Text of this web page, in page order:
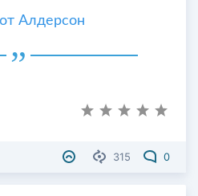
Алдерсон
315 0